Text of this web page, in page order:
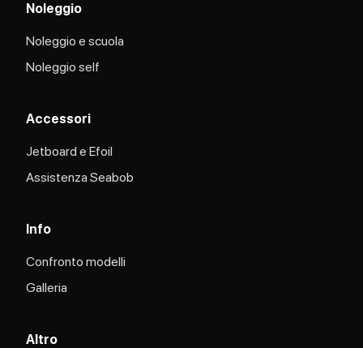
Noleggio
Noleggio e scuola
Noleggio self
Accessori
Jetboard e Efoil
Assistenza Seabob​
Info
Confronto modelli
Galleria
Altro